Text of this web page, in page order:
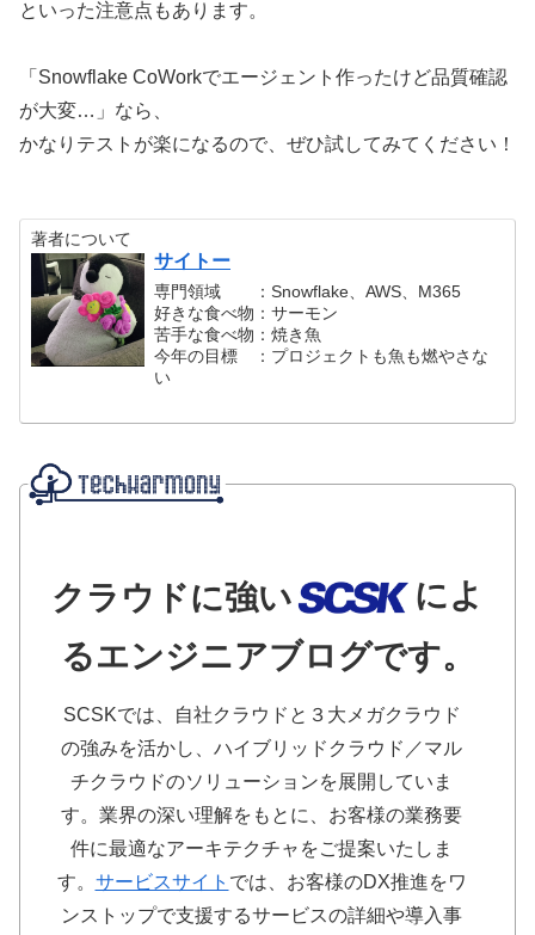
といった注意点もあります。
「Snowflake CoWorkでエージェント作ったけど品質確認
が大変…」なら、
かなりテストが楽になるので、ぜひ試してみてください！
著者について
サイトー
専門領域 ：Snowflake、AWS、M365
好きな食べ物：サーモン
苦手な食べ物：焼き魚
今年の目標 ：プロジェクトも魚も燃やさな
い
クラウドに強い
によ
るエンジニアブログです。
SCSKでは、自社クラウドと３大メガクラウド
の強みを活かし、ハイブリッドクラウド／マル
チクラウドのソリューションを展開していま
す。業界の深い理解をもとに、お客様の業務要
件に最適なアーキテクチャをご提案いたしま
す。 サービスサイト では、お客様のDX推進をワ
ンストップで支援するサービスの詳細や導入事